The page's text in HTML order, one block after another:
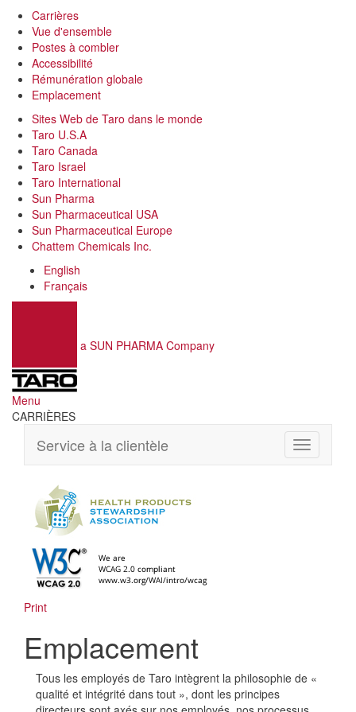
Carrières
Vue d'ensemble
Postes à combler
Accessibilité
Rémunération globale
Emplacement
Sites Web de Taro dans le monde
Taro U.S.A
Taro Canada
Taro Israel
Taro International
Sun Pharma
Sun Pharmaceutical USA
Sun Pharmaceutical Europe
Chattem Chemicals Inc.
English
Français
a SUN PHARMA Company
Menu
CARRIÈRES
Toggle
navigation
Service à la clientèle
Print
Emplacement
Tous les employés de Taro intègrent la philosophie de «
qualité et intégrité dans tout », dont les principes